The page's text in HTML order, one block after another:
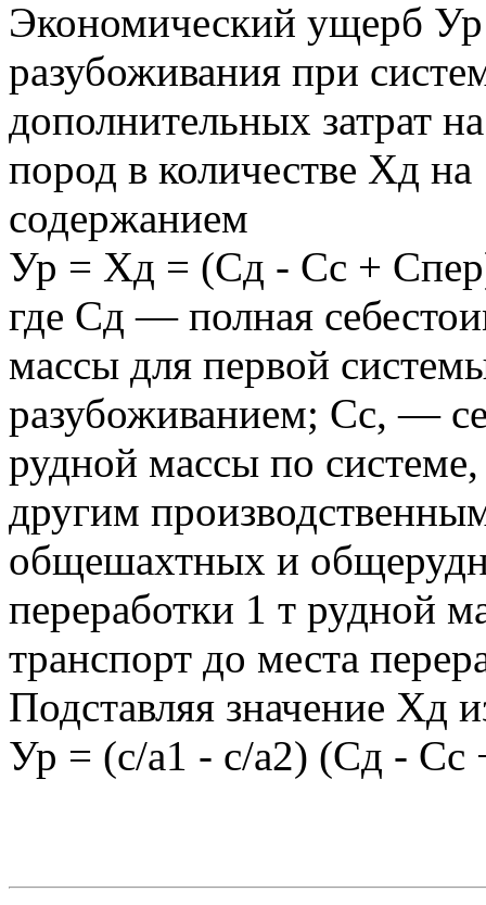
Экономический ущерб Ур
разубоживания при
дополнительных затрат
пород в количестве Хд
содержанием
Ур = Хд = (Сд - Сс +
где Сд — полная
массы для первой
разубоживанием; Сс, —
рудной массы по системе,
другим
общешахтных и
переработки 1 т рудной
транспорт до места
Подставляя значение Хд
Ур = (с/а1 - с/а2) (Сд - Сс